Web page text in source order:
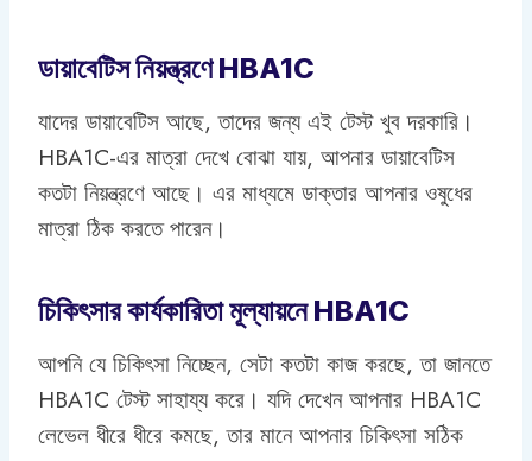
ডায়াবেটিস নিয়ন্ত্রণে HBA1C
যাদের ডায়াবেটিস আছে, তাদের জন্য এই টেস্ট খুব দরকারি।
HBA1C-এর মাত্রা দেখে বোঝা যায়, আপনার ডায়াবেটিস
কতটা নিয়ন্ত্রণে আছে। এর মাধ্যমে ডাক্তার আপনার ওষুধের
মাত্রা ঠিক করতে পারেন।
চিকিৎসার কার্যকারিতা মূল্যায়নে HBA1C
আপনি যে চিকিৎসা নিচ্ছেন, সেটা কতটা কাজ করছে, তা জানতে
HBA1C টেস্ট সাহায্য করে। যদি দেখেন আপনার HBA1C
লেভেল ধীরে ধীরে কমছে, তার মানে আপনার চিকিৎসা সঠিক